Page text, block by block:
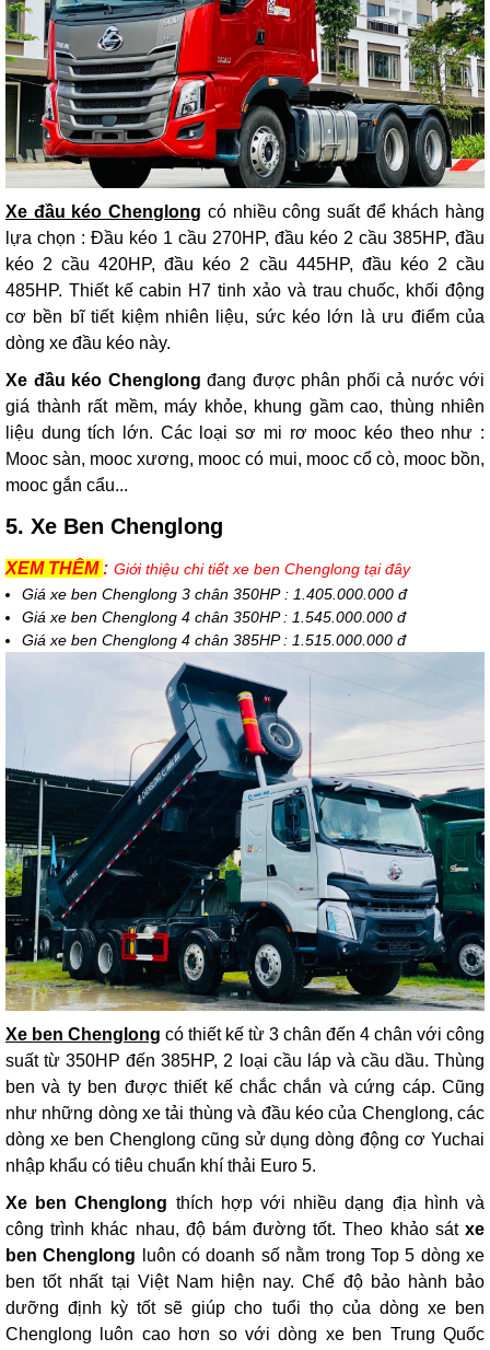
Xe đầu kéo Chenglong có nhiều công suất để khách hàng
lựa chọn : Đầu kéo 1 cầu 270HP, đầu kéo 2 cầu 385HP, đầu
kéo 2 cầu 420HP, đầu kéo 2 cầu 445HP, đầu kéo 2 cầu
485HP. Thiết kế cabin H7 tinh xảo và trau chuốc, khối động
cơ bền bĩ tiết kiệm nhiên liệu, sức kéo lớn là ưu điểm của
dòng xe đầu kéo này.
Xe đầu kéo Chenglong đang được phân phối cả nước với
giá thành rất mềm, máy khỏe, khung gầm cao, thùng nhiên
liệu dung tích lớn. Các loạisơ mi rơ mooc kéo theo như :
Mooc sàn, mooc xương, mooc có mui, mooc cổ cò, mooc bồn,
mooc gắn cẩu...
5. Xe Ben Chenglong
XEM THÊM : Giới thiệu chi tiết xe ben Chenglong tại đây
Giá xe ben Chenglong 3 chân 350HP : 1.405.000.000 đ
Giá xe ben Chenglong 4 chân 350HP : 1.545.000.000 đ
Giá xe ben Chenglong 4 chân 385HP : 1.515.000.000 đ
Xe ben Chenglong có thiết kế từ 3 chân đến 4 chân với công
suất từ350HP đến 385HP, 2 loại cầu láp và cầu dầu. Thùng
ben và ty ben được thiết kế chắc chắn và cứng cáp. Cũng
như những dòng xe tải thùng và đầu kéo của Chenglong, các
dòng xe ben Chenglong cũng sử dụng dòng động cơ Yuchai
nhập khẩu có tiêu chuẩn khí thải Euro 5.
Xe ben Chenglong thích hợp với nhiều dạng địa hình và
công trình khác nhau, độ bám đường tốt. Theo khảo sát xe
ben Chenglong luôn có doanh số nằm trong Top 5 dòng xe
ben tốt nhất tại Việt Nam hiện nay. Chế độ bảo hành bảo
dưỡng định kỳ tốt sẽ giúp cho tuổi thọ của dòng xe ben
Chenglong luôn cao hơn so với dòng xe ben Trung Quốc